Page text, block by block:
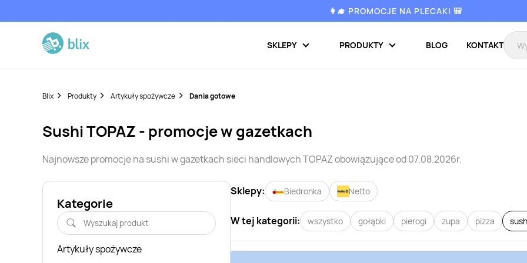
👩‍🎓 PROMOCJE NA PLECAKI 🎒
SKLEPY PRODUKTY BLOG KONTAKT
Blix Produkty Artykuły spożywcze Dania gotowe
sushiTOPAZ - promocje w gazetkach
Najnowsze promocje na sushiw gazetkach sieci handlowychTOPAZobowiązujące od 07.08.2026r.
Kategorie
Artykuły spożywcze
Sklepy: Biedronka Netto
W tej kategorii: wszystko gołąbki pierogi zupa pizza